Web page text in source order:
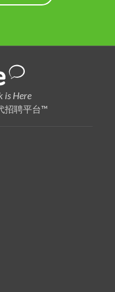
is Here
招聘平台™